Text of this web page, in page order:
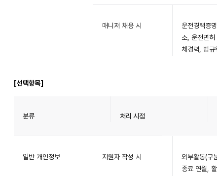
매니저 채용 시
운전경력증명
소, 운전면허
체경력, 법규
[선택항목]
분류 처리 시점
일반 개인정보 지원자 작성 시
외부활동(구
종료 연월, 활